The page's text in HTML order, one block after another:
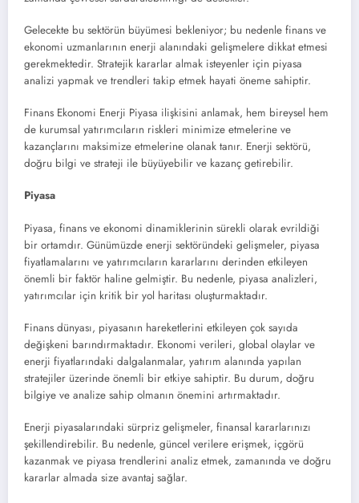
Gelecekte bu sektörün büyümesi bekleniyor; bu nedenle finans ve
ekonomi uzmanlarının enerji alanındaki gelişmelere dikkat etmesi
gerekmektedir. Stratejik kararlar almak isteyenler için piyasa
analizi yapmak ve trendleri takip etmek hayati öneme sahiptir.
Finans Ekonomi Enerji Piyasa ilişkisini anlamak, hem bireysel hem
de kurumsal yatırımcıların riskleri minimize etmelerine ve
kazançlarını maksimize etmelerine olanak tanır. Enerji sektörü,
doğru bilgi ve strateji ile büyüyebilir ve kazanç getirebilir.
Piyasa
Piyasa, finans ve ekonomi dinamiklerinin sürekli olarak evrildiği
bir ortamdır. Günümüzde enerji sektöründeki gelişmeler, piyasa
fiyatlamalarını ve yatırımcıların kararlarını derinden etkileyen
önemli bir faktör haline gelmiştir. Bu nedenle, piyasa analizleri,
yatırımcılar için kritik bir yol haritası oluşturmaktadır.
Finans dünyası, piyasanın hareketlerini etkileyen çok sayıda
değişkeni barındırmaktadır. Ekonomi verileri, global olaylar ve
enerji fiyatlarındaki dalgalanmalar, yatırım alanında yapılan
stratejiler üzerinde önemli bir etkiye sahiptir. Bu durum, doğru
bilgiye ve analize sahip olmanın önemini artırmaktadır.
Enerji piyasalarındaki sürpriz gelişmeler, finansal kararlarınızı
şekillendirebilir. Bu nedenle, güncel verilere erişmek, içgörü
kazanmak ve piyasa trendlerini analiz etmek, zamanında ve doğru
kararlar almada size avantaj sağlar.